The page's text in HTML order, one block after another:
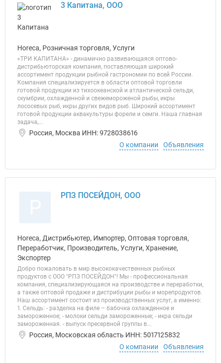
3 Капитана, ООО
Horeca, Розничная торговля, Услуги
«ТРИ КАПИТАНА» - динамично развивающаяся оптово-
дистрибьюторская компания, поставляющая широкий
ассортимент продукции рыбной гастрономии по всей России.
Компания специализируется в области оптовой торговли
готовой продукции из тихоокеанской и атлантической сельди,
скумбрии, охлажденной и свежемороженой рыбы, икры
лососевых рыб, икры других видов рыб. Широкий ассортимент
готовой продукции аквакультуры форели и семги. Наша главная
задача,...
Россия, Москва ИНН: 9728038616
О компании
Объявления
РПЗ ПОСЕЙДОН, ООО
Horeca, Дистрибьютер, Импортер, Оптовая торговля,
Переработчик, Производитель, Услуги, Хранение,
Экспортер
Добро пожаловать в мир высококачественных рыбных
продуктов с ООО "РПЗ ПОСЕЙДОН"! Мы - профессиональная
компания, специализирующаяся на производстве и переработки,
а также оптовой продаже и дистрибуции рыбы и морепродуктов.
Наш ассортимент состоит из производственных услуг, а именно:
1. Сельдь: - разделка на филе – бабочка охлажденное и
замороженное; - молоки сельди замороженные; - икра сельди
замороженная. - выпуск пресервной группы в...
Россия, Московская область ИНН: 5017125832
О компании
Объявления